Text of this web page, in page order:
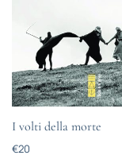
I volti della morte
€20